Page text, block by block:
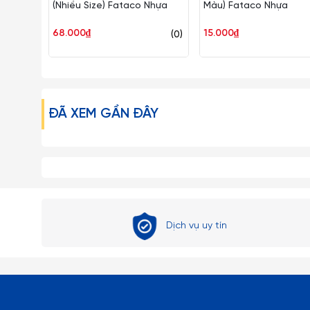
Tránh dùng Ly Ocean Thái Lan trong lò vi sóng, lò
– Với tất cả mọi loại đồ thủy tinh nói chung và ly cốc
chất tẩy rửa thần kỳ, giúp ly cốc thủy tinh luôn trong
(Nhiều Size) Fataco Nhựa
(0)
68.000₫
Màu) Fataco Nhựa
15.000₫
ĐÃ XEM GẦN ĐÂY
Dịch vụ uy tín